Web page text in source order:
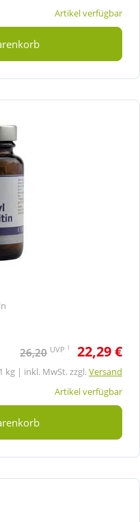
Artikel verfügbar
26,20 UVP 1 22,29 €
kg | inkl. MwSt. zzgl.Versand
Artikel verfügbar